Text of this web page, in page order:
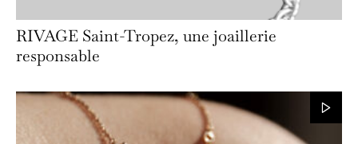
RIVAGE Saint-Tropez, une joaillerie
responsable